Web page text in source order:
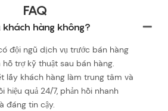
FAQ
hàng không?
đội ngũ dịch vụ trước bán hàng
trợ kỹ thuật sau bán hàng.
lấy khách hàng làm trung tâm và
hiệu quả 24/7, phản hồi nhanh
đáng tin cậy.